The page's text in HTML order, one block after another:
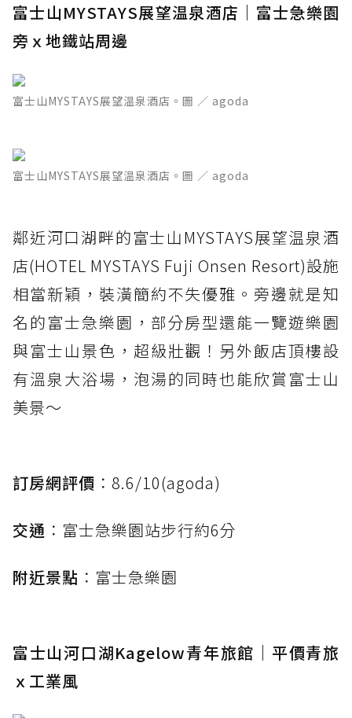
富士山MYSTAYS展望温泉酒店｜富士急樂園
旁ｘ地鐵站周邊
富士山MYSTAYS展望温泉酒店。圖 ／ agoda
富士山MYSTAYS展望温泉酒店。圖 ／ agoda
鄰近河口湖畔的富士山MYSTAYS展望温泉酒
店(HOTEL MYSTAYS Fuji Onsen Resort)設施
相當新穎，裝潢簡約不失優雅。旁邊就是知
名的富士急樂園，部分房型還能一覽遊樂園
與富士山景色，超級壯觀！另外飯店頂樓設
有溫泉大浴場，泡湯的同時也能欣賞富士山
美景～
訂房網評價 ：8.6/10(agoda)
交通 ：富士急樂園站步行約6分
附近景點 ：富士急樂園
富士山河口湖Kagelow青年旅館｜平價青旅
ｘ工業風